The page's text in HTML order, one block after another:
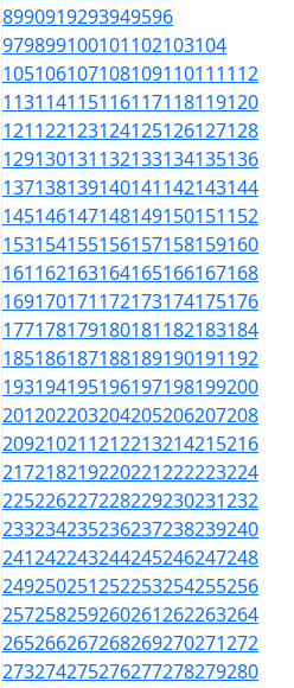
8990919293949596
979899100101102103104
105106107108109110111112
113114115116117118119120
121122123124125126127128
129130131132133134135136
137138139140141142143144
145146147148149150151152
153154155156157158159160
161162163164165166167168
169170171172173174175176
177178179180181182183184
185186187188189190191192
193194195196197198199200
201202203204205206207208
209210211212213214215216
217218219220221222223224
225226227228229230231232
233234235236237238239240
241242243244245246247248
249250251252253254255256
257258259260261262263264
265266267268269270271272
273274275276277278279280